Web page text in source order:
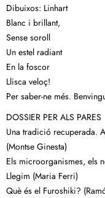
Dibuixos: Linhart
Blanc i brillant,
Sense soroll
Un estel radiant
En la foscor
Llisca veloç!
Per saber-ne més.
DOSSIER PER ALS PARES
Una tradició recuperada.
(Montse Ginesta)
Els microorganismes, els
Llegim (Maria Ferri)
Què és el Furoshiki?